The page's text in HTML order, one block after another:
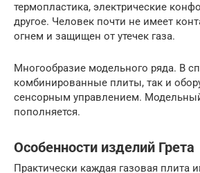
термопластика, электрические
другое. Человек почти не имеет
огнем и защищен от утечек газа.
Многообразие модельного ряда. В
комбинированные плиты, так и
сенсорным управлением.
пополняется.
Особенности изделий Грета
Практически каждая газовая плита